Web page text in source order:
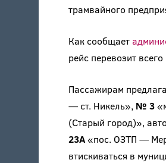
трамвайного
Как сообщает
рейс перевозит
Пассажирам
— ст. Никель», № 3
(Старый город)»,
23А«пос. ОЗТП —
втискиваться в